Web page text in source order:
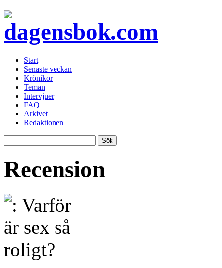
Start
Senaste veckan
Krönikor
Teman
Intervjuer
FAQ
Arkivet
Redaktionen
Recension